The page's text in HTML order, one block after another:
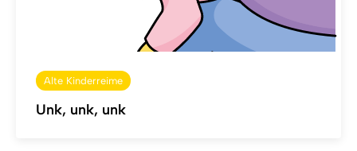
Alte Kinderreime
Unk, unk, unk